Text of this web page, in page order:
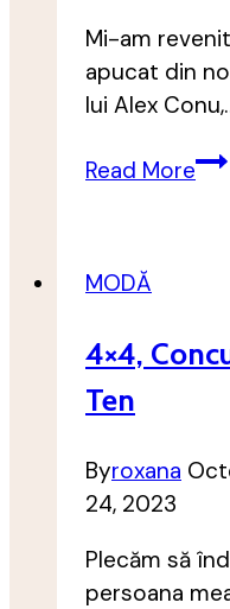
Mi-am
apucat din
lui Alex
Read More
MODĂ
4×4,
Ten
Byroxana
24, 2023
Plecăm să
persoana